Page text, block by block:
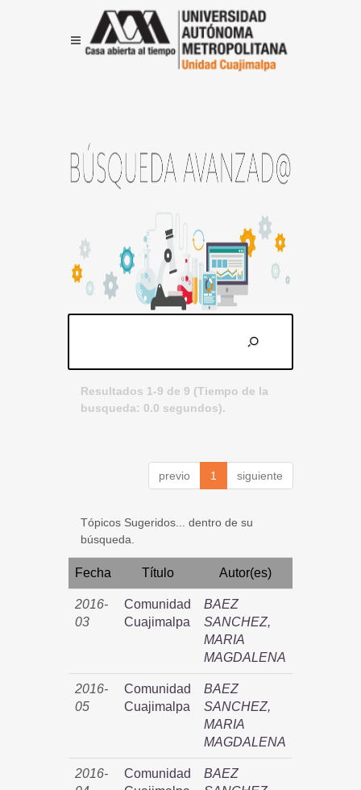
Resultados 1-9 de 9 (Tiempo de la
busqueda: 0.0 segundos).
previo 1 siguiente
Tópicos Sugeridos... dentro de su
búsqueda.
Fecha Título Autor(es)
2016-
03
Comunidad
Cuajimalpa
BAEZ
SANCHEZ,
MARIA
MAGDALENA
2016-
05
Comunidad
Cuajimalpa
BAEZ
SANCHEZ,
MARIA
MAGDALENA
2016-
Comunidad
BAEZ